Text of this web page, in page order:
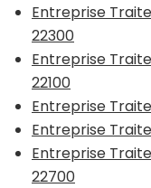
Entreprise
22300
Entreprise
22100
Entreprise
Entreprise
Entreprise
22700